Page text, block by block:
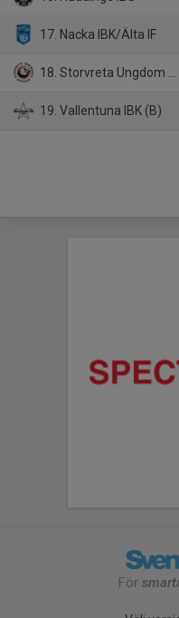
17. Nacka IBK/Älta IF
18. Storvreta Ungdom IBK
19. Vallentuna IBK (B)
För